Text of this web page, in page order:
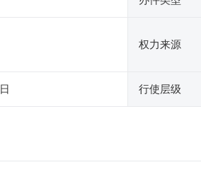
权力来源
行使层级